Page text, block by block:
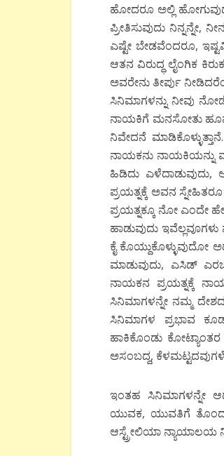
ಹೋದರೂ ಅಲ್ಲಿ
ಪ್ರೀತಿಸುವುದು ನಿನ್ನನ್ನೇ,
ಎಷ್ಟೇ ಬೇಡವೆಂದರೂ,
ಆತನ ವಿರುದ್ಧ ಲೈಂಗಿಕ
ಅವರೇನು ತೀರ್ಪು
ಸಿನಿಮಾಗಳನ್ನು ನೀವು
ನಾಯಕಿಗೆ ಮನಸೋತು
ನಿವೇದನೆ
ನಾಯಕನು ನಾಯಕಿಯನ್ನು
ಹಿಡಿದು ಎಳೆದಾಡುವುದು,
ಪ್ರಯತ್ನಕ್ಕೆ ಅವನ
ಪ್ರಯತ್ನಕ್ಕೂ ನೋ ಎಂದೇ
ಹಾಡುವುದು
ಕೈ ಕೊಯ್ದುಕೊಳ್ಳುವುದೋ
ಮಾಡುವುದು, ಎಸಿಡ್
ನಾಯಕನ ಪ್ರಯತ್ನಕ್ಕೆ
ಸಿನಿಮಾಗಳನ್ನೇ ನಮ್ಮ
ಸಿನಿಮಾಗಳ ಪ್ರಭಾವ ಕೂಡ
ಹಾಕಿಕೊಂಡು
ಅಸಂಬದ್ದ,
ಇಂತಹ ಸಿನಿಮಾಗಳನ್ನೇ
ಯುವಕ, ಯುವತಿಗೆ
ಆಸ್ಟ್ರೇಲಿಯಾ ನ್ಯಾಯಾಲಯ